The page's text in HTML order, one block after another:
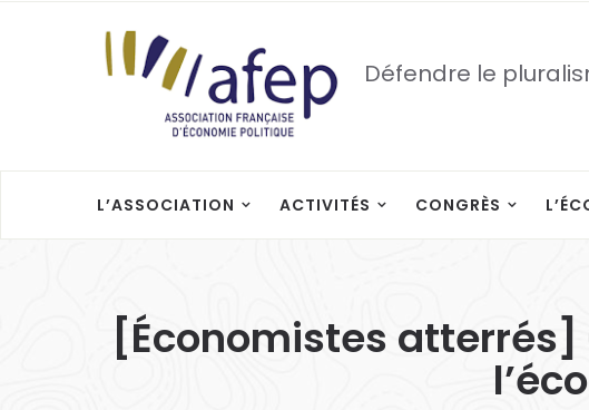
Défendre le
L’ASSOCIATION ACTIVITÉS CONGRÈS
[Économistes